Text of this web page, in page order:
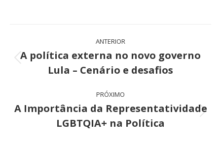
Navegação
de
post:
ANTERIOR
Post
anterior:
A política externa no novo governo
Lula – Cenário e desafios
PRÓXIMO
Próximo
post:
A Importância da Representatividade
LGBTQIA+ na Política